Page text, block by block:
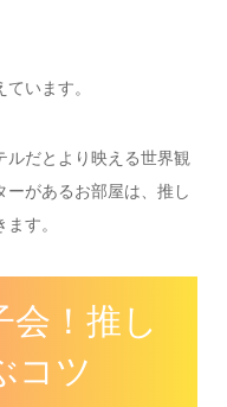
います。
ルだとより映える世界観
があるお部屋は、推し
す。
！推し
コツ